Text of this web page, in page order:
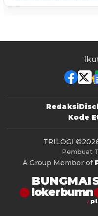
Redaksi
Kode
TRILOGI
Pembuat
A Group Member of
lokerbumn